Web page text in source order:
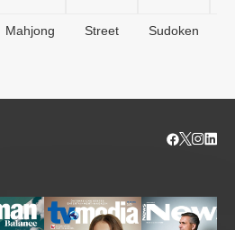
Mahjong Street Sudoken